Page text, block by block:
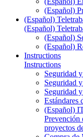
(Español)
(Español)
(Español)
(Español)
(Español)
Instructions
Instructions
Seguridad
Seguridad
Seguridad
Estándares
(Español)
Prevención
proyectos